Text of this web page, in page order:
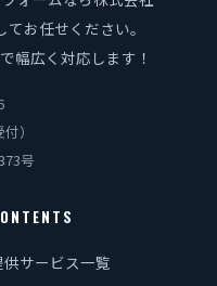
お任せください。
幅広く対応します！
）
号
供サービス一覧